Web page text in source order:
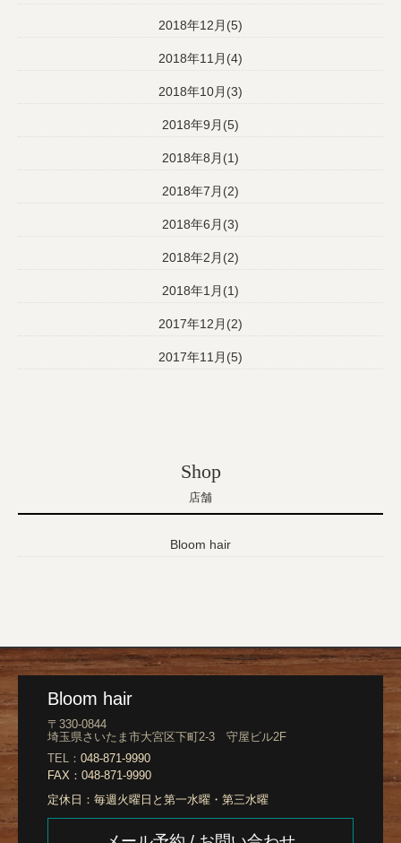
2018年12月(5)
2018年11月(4)
2018年10月(3)
2018年9月(5)
2018年8月(1)
2018年7月(2)
2018年6月(3)
2018年2月(2)
2018年1月(1)
2017年12月(2)
2017年11月(5)
Shop
店舗
Bloom hair
Bloom hair
〒330-0844
埼玉県さいたま市大宮区下町2-3 守屋ビル2F
TEL： 048-871-9990
FAX： 048-871-9990
定休日： 毎週火曜日と第一水曜・第三水曜